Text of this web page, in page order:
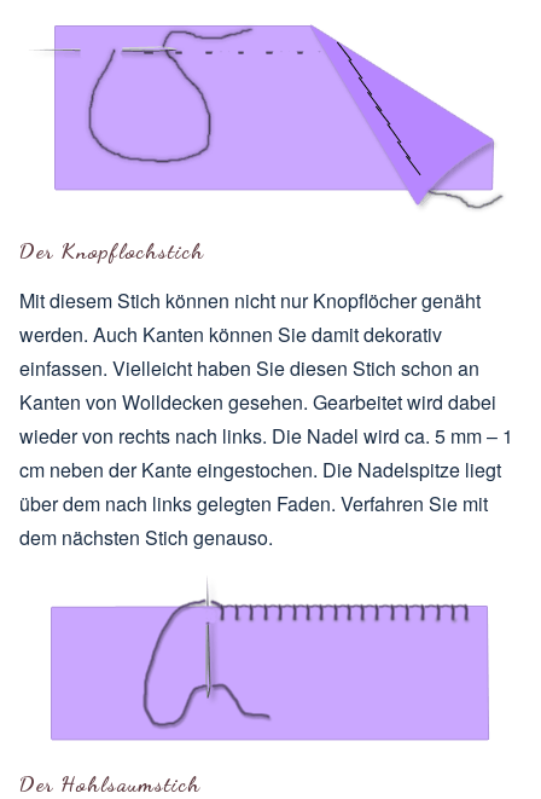
Der Knopflochstich
Mit diesem Stich können nicht nur Knopflöcher genäht
werden. Auch Kanten können Sie damit dekorativ
einfassen. Vielleicht haben Sie diesen Stich schon an
Kanten von Wolldecken gesehen. Gearbeitet wird dabei
wieder von rechts nach links. Die Nadel wird ca. 5 mm – 1
cm neben der Kante eingestochen. Die Nadelspitze liegt
über dem nach links gelegten Faden. Verfahren Sie mit
dem nächsten Stich genauso.
Der Hohlsaumstich